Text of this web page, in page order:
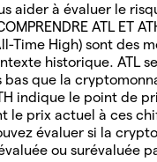
aider à évaluer le
ATL ET
Time High) sont des
historique. ATL
bas que la
indique le point de
le prix actuel à ces
évaluer si la
ou surévaluée